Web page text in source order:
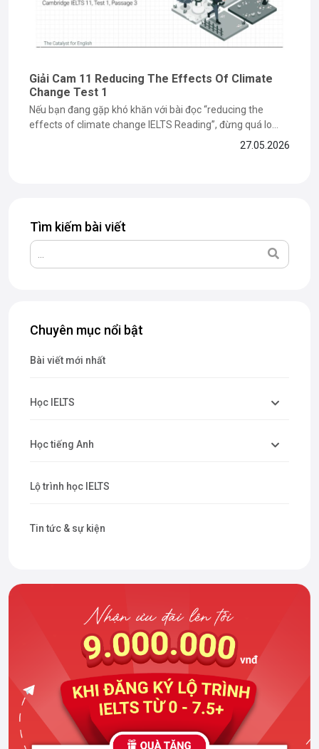
Tìm kiếm bài viết
Chuyên mục nổi bật
Bài viết mới nhất
Học IELTS
Học tiếng Anh
Lộ trình học IELTS
Tin tức & sự kiện
Giải Cam 11 Reducing The Effects Of Climate
Change Test 1
Nếu bạn đang gặp khó khăn với bài đọc “reducing the
effects of climate change IELTS Reading”, đừng quá lo
lắng vì đây là dạng bài dễ khiến nhiều bạn mất điểm ở phần
27.05.2026